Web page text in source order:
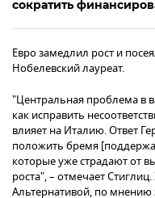
сократить
Евро замедлил рост и
Нобелевский лауреат.
"Центральная проблема в
как исправить
влияет на Италию. Ответ
положить бремя
которые уже страдают от
роста", – отмечает
Альтернативой, по мнению